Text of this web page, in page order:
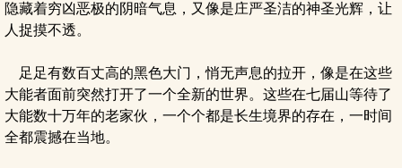
隐藏着穷凶恶极的阴暗气息，又像是庄严圣洁的神圣光辉，让
人捉摸不透。
足足有数百丈高的黑色大门，悄无声息的拉开，像是在这些
大能者面前突然打开了一个全新的世界。这些在七届山等待了
大能数十万年的老家伙，一个个都是长生境界的存在，一时间
全都震撼在当地。